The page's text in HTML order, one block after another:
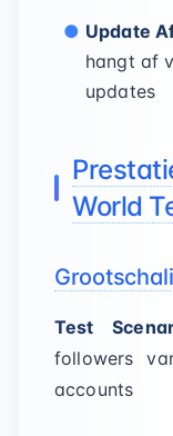
Update
hangt af
updates
World
Test
followers
accounts